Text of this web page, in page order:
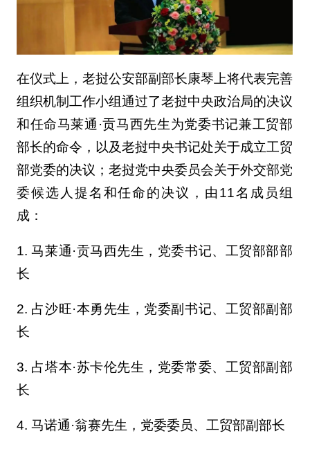
在仪式上，老挝公安部副部长康琴上将代表完善
组织机制工作小组通过了老挝中央政治局的决议
和任命马莱通·贡马西先生为党委书记兼工贸部
部长的命令，以及老挝中央书记处关于成立工贸
部党委的决议；老挝党中央委员会关于外交部党
委候选人提名和任命的决议，由11名成员组
成：
1. 马莱通·贡马西先生，党委书记、工贸部部部
长
2. 占沙旺·本勇先生，党委副书记、工贸部副部
长
3. 占塔本·苏卡伦先生，党委常委、工贸部副部
长
4. 马诺通·翁赛先生，党委委员、工贸部副部长